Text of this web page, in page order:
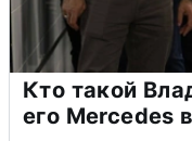
Кто такой
его Mercedes